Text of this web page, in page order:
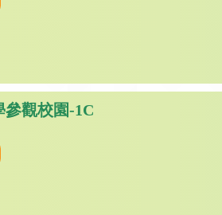
參觀校園-1C